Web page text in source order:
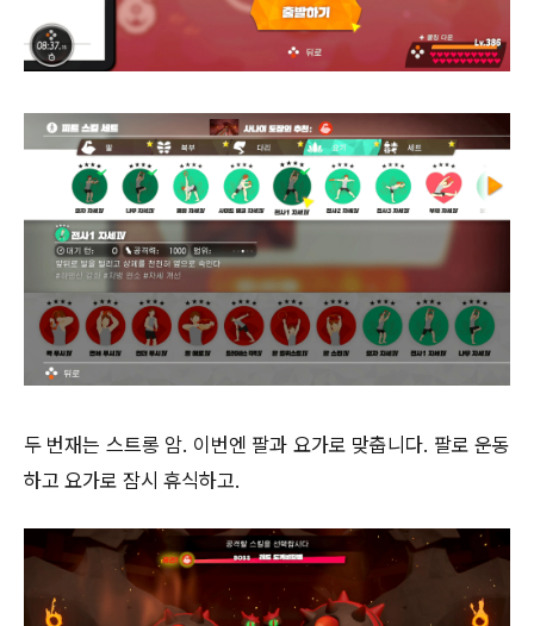
두 번재는 스트롱 암. 이번엔 팔과 요가로 맞춥니다. 팔로 운동
하고 요가로 잠시 휴식하고.